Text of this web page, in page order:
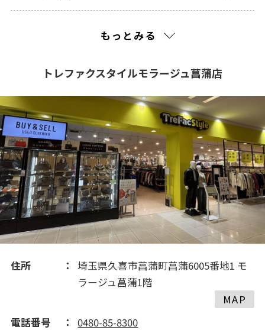
2021(198)
2020(209)
2019(5)
もっとみる
トレファクスタイルモラージュ菖蒲店
住所
埼玉県久喜市菖蒲町菖蒲6005番地1 モ
ラージュ菖蒲1階
MAP
電話番号
0480-85-8300